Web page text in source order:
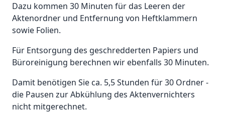
Dazu kommen 30 Minuten für das Leeren der
Aktenordner und Entfernung von Heftklammern
sowie Folien.
Für Entsorgung des geschredderten Papiers und
Büroreinigung berechnen wir ebenfalls 30 Minuten.
Damit benötigen Sie ca. 5,5 Stunden für 30 Ordner -
die Pausen zur Abkühlung des Aktenvernichters
nicht mitgerechnet.